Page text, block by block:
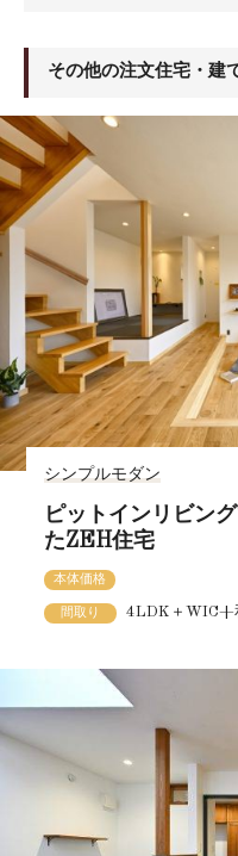
その他の注文住宅・建
シンプルモダン
ピットインリビン
たZEH住宅
本体価格
間取り 4LDK＋WIC+